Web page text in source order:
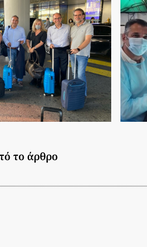
το άρθρο